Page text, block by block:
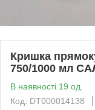
Кришка
750/1000 мл
В наявності 19 од.
Код: DT000014138